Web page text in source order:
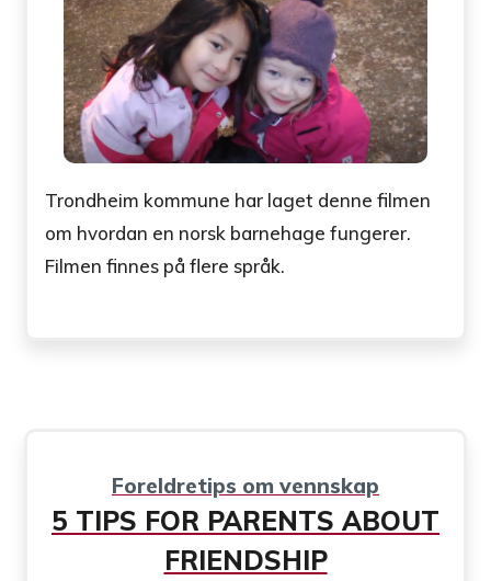
Trondheim kommune har laget denne filmen
om hvordan en norsk barnehage fungerer.
Filmen finnes på flere språk.
Foreldretips om vennskap
5 TIPS FOR PARENTS ABOUT
FRIENDSHIP